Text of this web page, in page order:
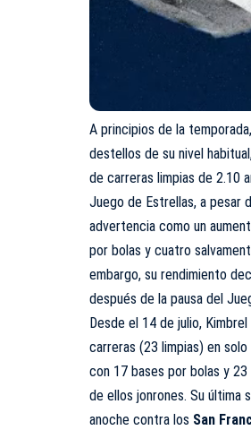
A principios de la
destellos de su nivel
de carreras limpias de 2.10
Juego de Estrellas, a pesar
advertencia como un
por bolas y cuatro
embargo, su rendimiento
después de la pausa del
Desde el 14 de julio,
carreras (23 limpias) en
con 17 bases por bolas y
de ellos jonrones. Su última
anoche contra los San